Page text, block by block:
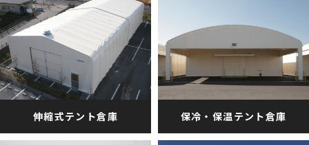
伸縮式テント倉庫 保冷・保温テント倉庫